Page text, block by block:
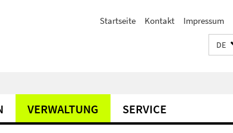
Startseite Kontakt Impressum
DE
VERWALTUNG SERVICE